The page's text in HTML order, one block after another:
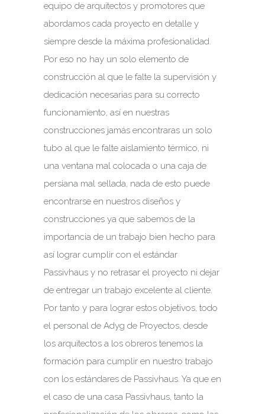
equipo de arquitectos y promotores que
abordamos cada proyecto en detalle y
siempre desde la máxima profesionalidad.
Por eso no hay un solo elemento de
construcción al que le falte la supervisión y
dedicación necesarias para su correcto
funcionamiento, así en nuestras
construcciones jamás encontraras un solo
tubo al que le falte aislamiento térmico, ni
una ventana mal colocada o una caja de
persiana mal sellada, nada de esto puede
encontrarse en nuestros diseños y
construcciones ya que sabemos de la
importancia de un trabajo bien hecho para
así lograr cumplir con el estándar
Passivhaus y no retrasar el proyecto ni dejar
de entregar un trabajo excelente al cliente.
Por tanto y para lograr estos objetivos, todo
el personal de Adyg de Proyectos, desde
los arquitectos a los obreros tenemos la
formación para cumplir en nuestro trabajo
con los estándares de Passivhaus. Ya que en
el caso de una casa Passivhaus, tanto la